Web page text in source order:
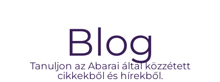
Blog
Tanuljon az Abarai által közzétett
cikkekből és hírekből.